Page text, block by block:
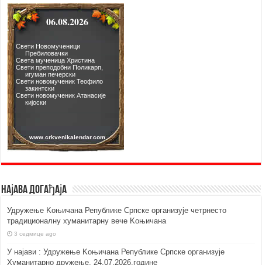
Најава догађаја
Удружење Kоњичана Републике Српске организује четрнесто
традиционалну хуманитарну вече Kоњичана
3 седмице ago
У најави : Удружење Kоњичана Републике Српске организује
Хуманитарно дружење, 24.07.2026.године